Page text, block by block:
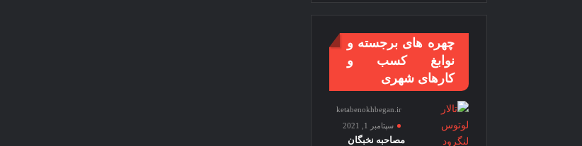
چهره های برجسته و
نوابغ کسب و
کارهای شهری
ketabenokhbegan.ir
سپتامبر 1, 2021
مصاحبه نخبگان